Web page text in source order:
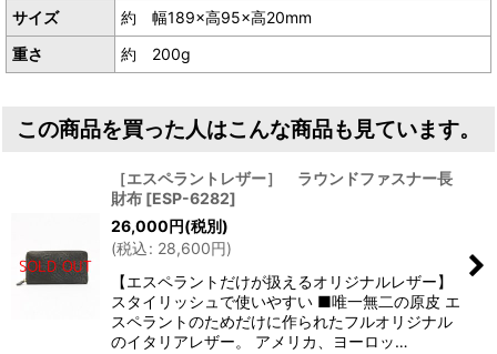
サイズ
約 幅189×高95×高20mm
重さ
約 200g
この商品を買った人はこんな商品も見ています。
［エスペラントレザー］ ラウンドファスナー長
財布 [ESP-6282]
26,000円(税別)
(税込: 28,600円)
【エスペラントだけが扱えるオリジナルレザー】
スタイリッシュで使いやすい ■唯一無二の原皮 エ
スペラントのためだけに作られたフルオリジナル
のイタリアレザー。 アメリカ、ヨーロッ…